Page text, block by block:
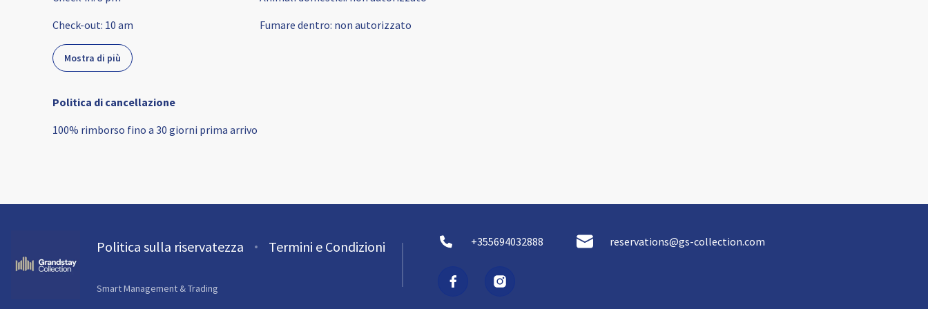
Check-out: 10 am
Fumare dentro: non autorizzato
Mostra di più
Politica di cancellazione
100% rimborso fino a 30 giorni prima arrivo
Politica sulla riservatezza Termini e Condizioni
Smart Management & Trading
+355694032888 reservations@gs-collection.com